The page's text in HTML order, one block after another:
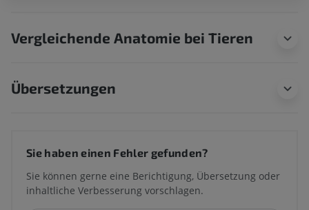
Vergleichende Anatomie bei Tieren
Übersetzungen
Sie haben einen Fehler gefunden?
Sie können gerne eine Berichtigung, Übersetzung oder
inhaltliche Verbesserung vorschlagen.